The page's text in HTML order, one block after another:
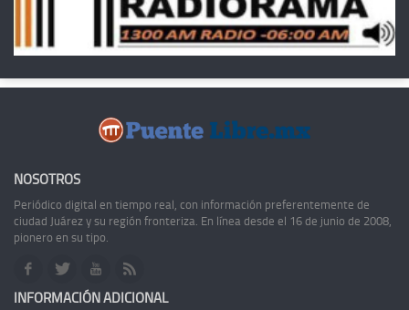
NOSOTROS
Periódico digital en tiempo real, con información preferentemente de
ciudad Juárez y su región fronteriza. En línea desde el 16 de junio de 2008,
pionero en su tipo.
INFORMACIÓN ADICIONAL